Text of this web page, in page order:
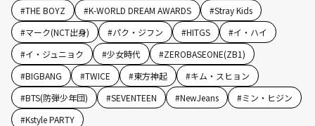
#THE BOYZ #K-WORLD DREAM AWARDS #Stray Kids
#マーク(NCT出身) #パク・ジフン #HITGS #イ・ハイ
#イ・ジュニョク #少女時代 #ZEROBASEONE(ZB1)
#BIGBANG #TWICE #東方神起 #キム・スヒョン
#BTS(防弾少年団) #SEVENTEEN #NewJeans #ミン・ヒジン
#Kstyle PARTY